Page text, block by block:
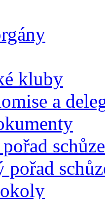
kluby
a
schůze
pořad